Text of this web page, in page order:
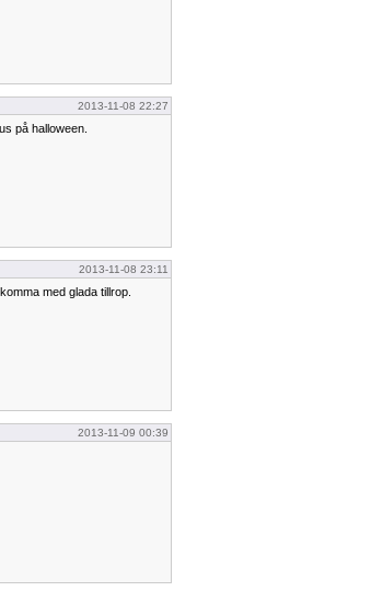
2013-11-08 22:27
på halloween.
2013-11-08 23:11
med glada tillrop.
2013-11-09 00:39